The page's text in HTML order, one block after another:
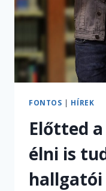
FONTOS | HÍREK
Előtted
élni is